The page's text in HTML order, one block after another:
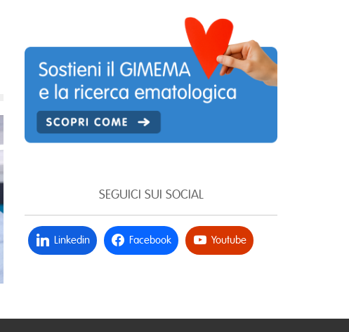
SEGUICI SUI SOCIAL
Linkedin Facebook Youtube